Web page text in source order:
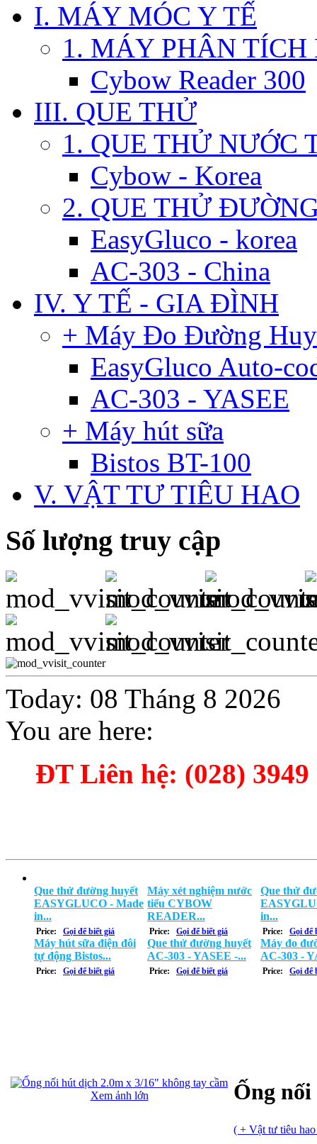
I. MÁY MÓC Y TẾ
1. MÁY PHÂN TÍCH
Cybow Reader 300
III. QUE THỬ
1. QUE THỬ NƯỚC
Cybow - Korea
2. QUE THỬ
EasyGluco - korea
AC-303 - China
IV. Y TẾ - GIA ĐÌNH
+ Máy Đo Đường
EasyGluco Auto-
AC-303 - YASEE
+ Máy hút sữa
Bistos BT-100
V. VẬT TƯ TIÊU HAO
Số lượng truy cập
Today: 08 Tháng 8 2026
You are here:
ĐT Liên hệ: (028) 3949
Que thử đường huyết
EASYGLUCO - Made
in...
Price: Gọi để biết giá
Máy xét nghiệm nước
tiểu CYBOW
READER...
Price: Gọi để biết giá
Que thử
in...
Price: Gọi để
Máy hút sữa điện đôi
tự động Bistos...
Price: Gọi để biết giá
Que thử đường huyết
AC-303 - YASEE -...
Price: Gọi để biết giá
Máy đo
AC-303 -
Price: Gọi để
Xem ảnh lớn Ống
( + Vật tư tiêu